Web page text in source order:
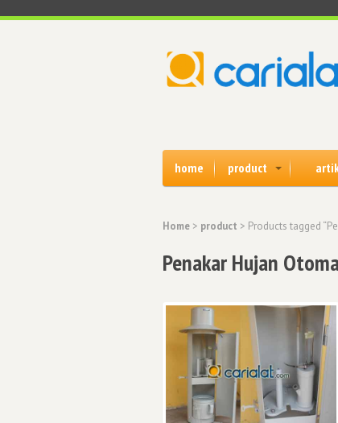
home product
Home > product > Products tagged
Penakar Hujan